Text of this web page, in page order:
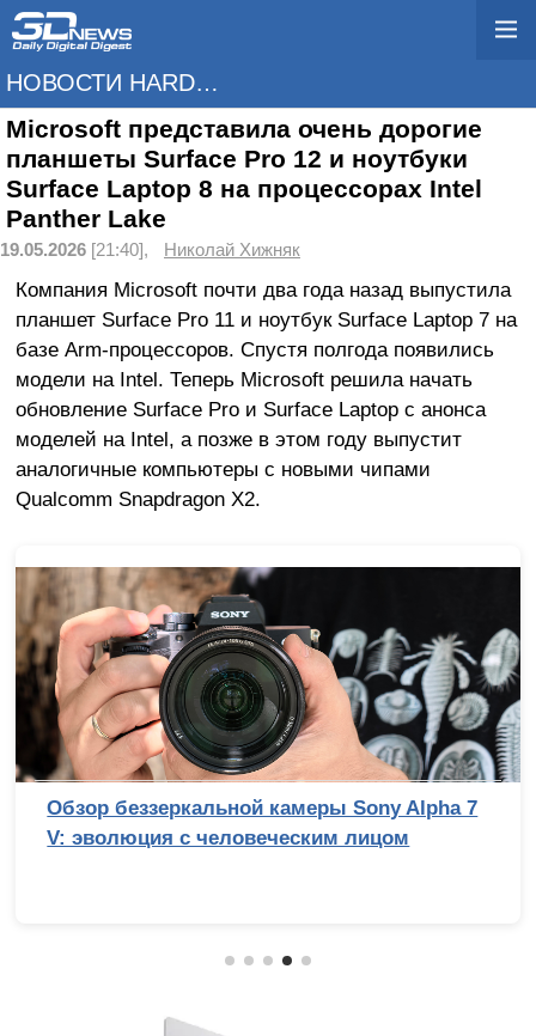
НОВОСТИ HARDWARE
Microsoft представила очень дорогие
планшеты Surface Pro 12 и ноутбуки
Surface Laptop 8 на процессорах Intel
Panther Lake
19.05.2026 [21:40], Николай Хижняк
Компания Microsoft почти два года назад выпустила
планшет Surface Pro 11 и ноутбук Surface Laptop 7 на
базе Arm-процессоров. Спустя полгода появились
модели на Intel. Теперь Microsoft решила начать
обновление Surface Pro и Surface Laptop с анонса
моделей на Intel, а позже в этом году выпустит
аналогичные компьютеры с новыми чипами
Qualcomm Snapdragon X2.
Обзор беззеркальной камеры Sony Alpha 7
V: эволюция с человеческим лицом